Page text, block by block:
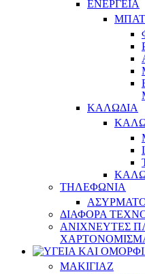
ΕΝΕΡΓΕΙΑ
ΚΑΛΩΔΙΑ
ΤΗΛΕΦΩΝΙΑ
ΔΙΑΦΟΡΑ
ΑΝΙΧΝΕΥΤΕΣ
ΜΑΚΙΓΙΑΖ